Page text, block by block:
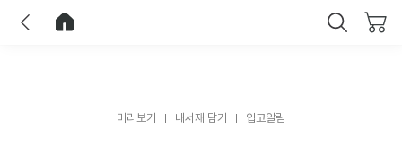
미리보기 내서재 담기 입고알림